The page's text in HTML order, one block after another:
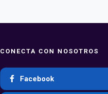
CONECTA CON NOSOTROS
Facebook